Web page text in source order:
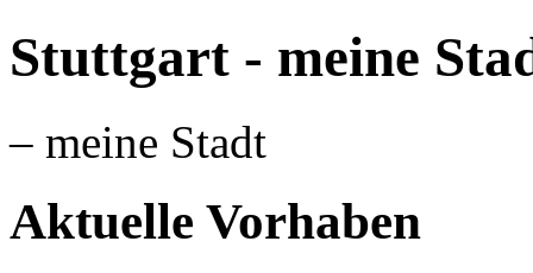
Stuttgart - meine
– meine Stadt
Aktuelle Vorhaben